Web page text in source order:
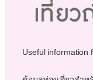
Useful information